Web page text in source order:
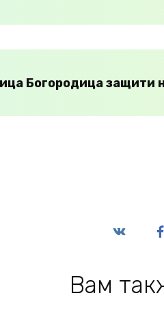
Богородица защити
Вам